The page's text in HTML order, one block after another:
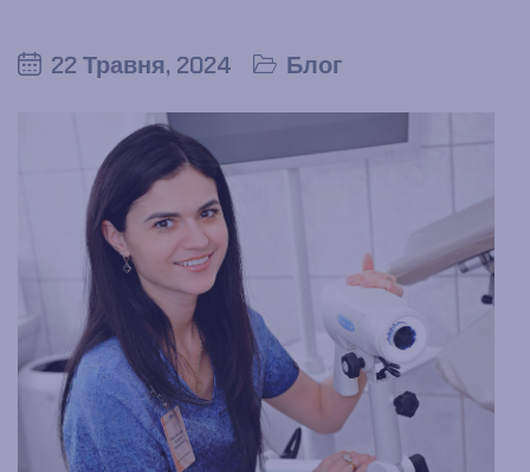
22 Травня, 2024 Блог